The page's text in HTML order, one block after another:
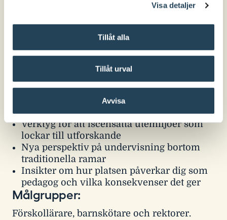
Visa detaljer
Tillåt alla
Tillåt urval
Avvisa
och vill utveckla er undervisning utomhus.
närmiljön – och i dig själv som pedagog.
Det här får du med dig:
samman inne och ute
Ökad medvetenhet kring utevistelsens
möjligheter och pedagogiska kraft
Verktyg för att iscensätta utemiljöer som
lockar till utforskande
Nya perspektiv på undervisning bortom
traditionella ramar
Insikter om hur platsen påverkar dig som
pedagog och vilka konsekvenser det ger
Målgrupper:
Förskollärare, barnskötare och rektorer.